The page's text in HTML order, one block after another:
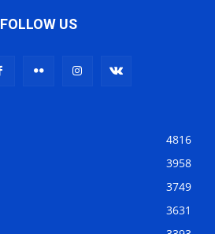
FOLLOW US
4816
3958
3749
3631